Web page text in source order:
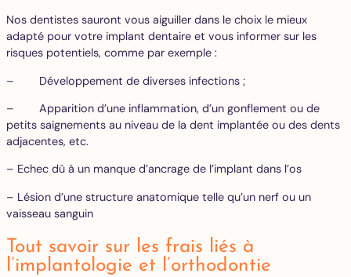
Nos dentistes sauront vous aiguiller dans le choix le mieux
adapté pour votre implant dentaire et vous informer sur les
risques potentiels, comme par exemple :
– Développement de diverses infections ;
– Apparition d’une inflammation, d’un gonflement ou de
petits saignements au niveau de la dent implantée ou des dents
adjacentes, etc.
– Echec dû à un manque d’ancrage de l’implant dans l’os
– Lésion d’une structure anatomique telle qu’un nerf ou un
vaisseau sanguin
Tout savoir sur les frais liés à
l’implantologie et l’orthodontie